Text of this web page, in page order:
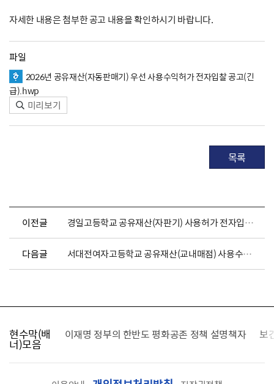
자세한 내용은 첨부한 공고 내용을 확인하시기 바랍니다.
파일
2026년 공유재산(자동판매기) 우선 사용수익허가 전자입찰 공고(긴
급).hwp
미리보기
목록
이전글 경일고등학교 공유재산(자판기) 사용허가 전자입찰 공고
다음글 서대전여자고등학교 공유재산(교내매점) 사용수익허가 입찰 공고
현수막(배
너)모음
찾습니다 이재명 정부의 한반도 평화공존 정책 설명책자 보